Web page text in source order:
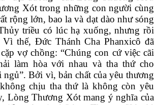
Xót trong những con người cùng
rộng lớn, bao la và dạt dào như sóng
triều có lúc hạ xuống, nhưng rồi
thế, Đức Thánh Cha Phanxicô đã
vợ chồng: “Chúng con cứ việc cãi
làm hòa với nhau và tha thứ cho
Bởi vì, bản chất của yêu thương
chịu tha thứ là không còn yêu
Lòng Thương Xót mang ý nghĩa của